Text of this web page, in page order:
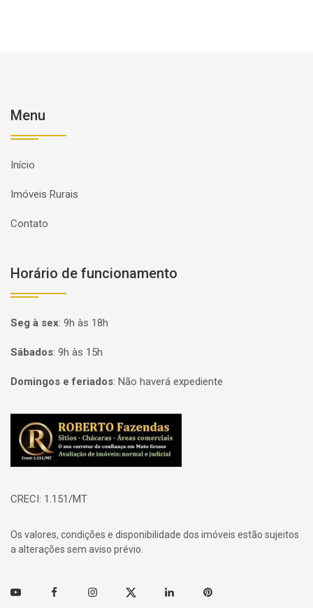
Menu
Início
Imóveis Rurais
Contato
Horário de funcionamento
Seg à sex: 9h às 18h
Sábados: 9h às 15h
Domingos e feriados: Não haverá expediente
Página inicial
CRECI: 1.151/MT
Os valores, condições e disponibilidade dos imóveis estão sujeitos
a alterações sem aviso prévio.
Youtube FacebookInstagramTwitter Linkedin Pinterest